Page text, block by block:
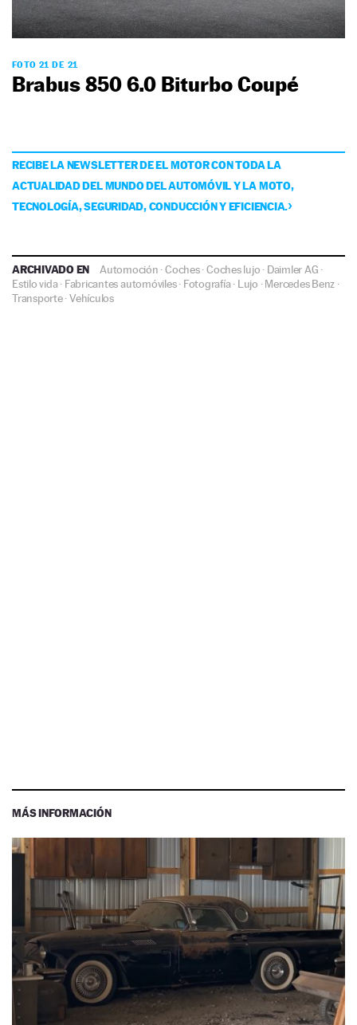
FOTO 21 DE 21
Brabus 850 6.0 Biturbo Coupé
RECIBE LA NEWSLETTER DE EL MOTOR CON TODA LA
ACTUALIDAD DEL MUNDO DEL AUTOMÓVIL Y LA MOTO,
TECNOLOGÍA, SEGURIDAD, CONDUCCIÓN Y EFICIENCIA.
ARCHIVADO EN Automoción ·Coches·Coches lujo · Daimler AG ·
Estilo vida· Fabricantes automóviles· Fotografía· Lujo ·Mercedes Benz ·
Transporte·Vehículos
MÁS INFORMACIÓN